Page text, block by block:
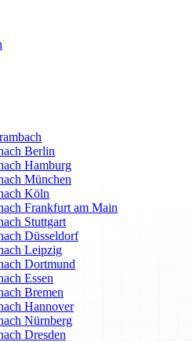
Berlin
Hamburg
München
Köln
Frankfurt am Main
Stuttgart
Düsseldorf
Leipzig
Dortmund
Essen
Bremen
Hannover
Nürnberg
Dresden